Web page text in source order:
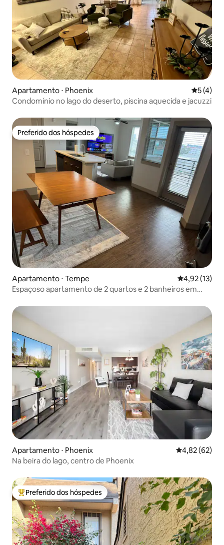
Apartamento ⋅ Phoenix 5 de
5 (4)
Condomínio no lago do deserto, piscina aquecida e jacuzzi
Preferido dos hóspedes
Preferido dos hóspedes
Apartamento ⋅ Tempe 4,92 de uma
4,92 (13)
Espaçoso apartamento de 2 quartos e 2 banheiros em
Apartamento ⋅ Phoenix 4,82 de uma
4,82 (62)
Na beira do lago, centro de Phoenix
Entre os melhores preferidos dos hóspedes
Preferido dos hóspedes